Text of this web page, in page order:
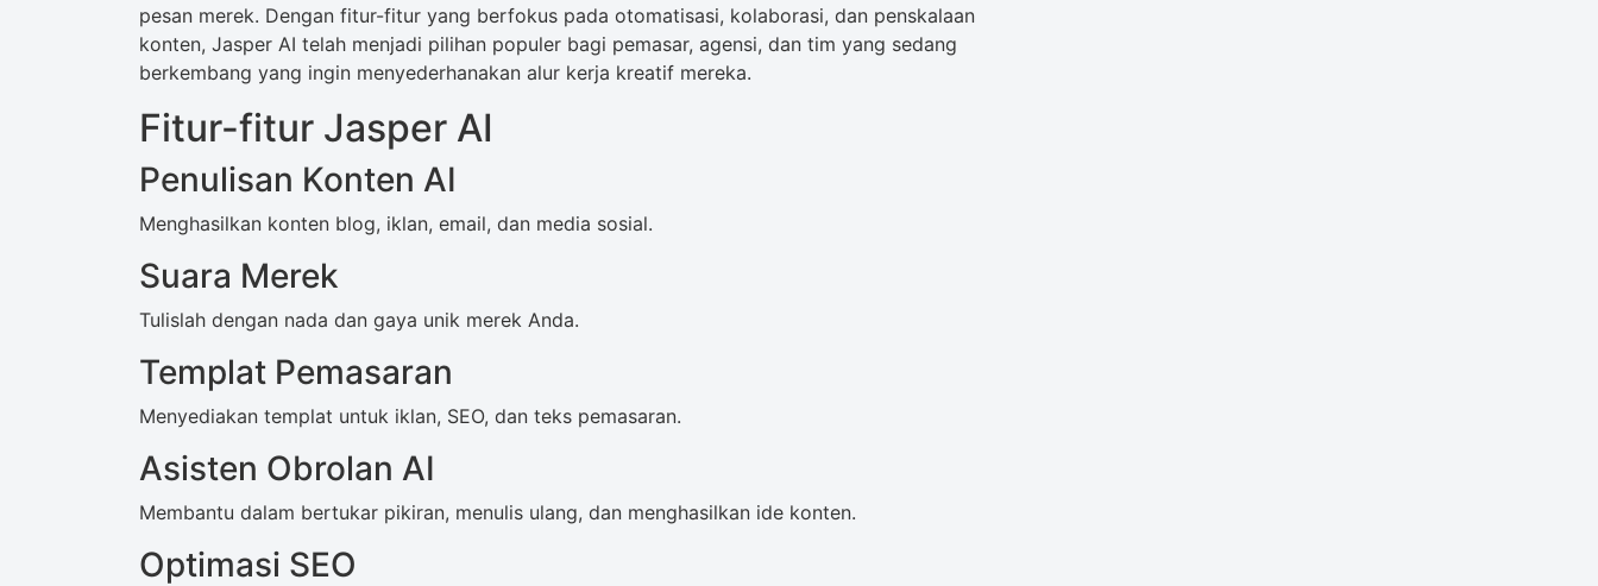
pesan merek. Dengan fitur-fitur yang berfokus pada otomatisasi, kolaborasi, dan penskalaan
konten, Jasper AI telah menjadi pilihan populer bagi pemasar, agensi, dan tim yang sedang
berkembang yang ingin menyederhanakan alur kerja kreatif mereka.
Fitur-fitur Jasper AI
Penulisan Konten AI
Menghasilkan konten blog, iklan, email, dan media sosial.
Suara Merek
Tulislah dengan nada dan gaya unik merek Anda.
Templat Pemasaran
Menyediakan templat untuk iklan, SEO, dan teks pemasaran.
Asisten Obrolan AI
Membantu dalam bertukar pikiran, menulis ulang, dan menghasilkan ide konten.
Optimasi SEO